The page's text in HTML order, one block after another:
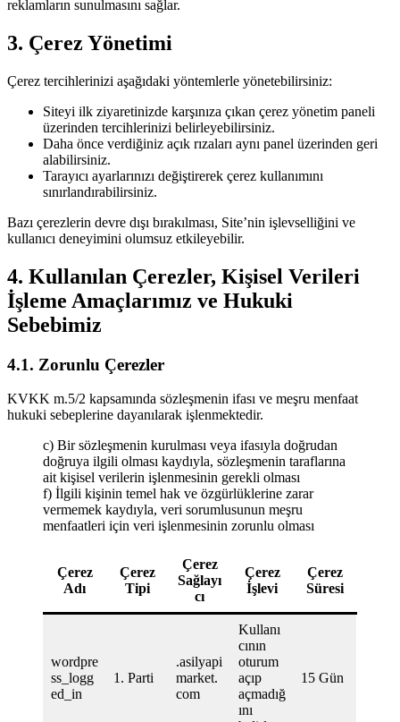
reklamların sunulmasını sağlar.
3. Çerez Yönetimi
Çerez tercihlerinizi aşağıdaki yöntemlerle yönetebilirsiniz:
Siteyi ilk ziyaretinizde karşınıza çıkan çerez yönetim paneli
üzerinden tercihlerinizi belirleyebilirsiniz.
Daha önce verdiğiniz açık rızaları aynı panel üzerinden geri
alabilirsiniz.
Tarayıcı ayarlarınızı değiştirerek çerez kullanımını
sınırlandırabilirsiniz.
Bazı çerezlerin devre dışı bırakılması, Site’nin işlevselliğini ve
kullanıcı deneyimini olumsuz etkileyebilir.
4. Kullanılan Çerezler, Kişisel Verileri
İşleme Amaçlarımız ve Hukuki
Sebebimiz
4.1. Zorunlu Çerezler
KVKK m.5/2 kapsamında sözleşmenin ifası ve meşru menfaat
hukuki sebeplerine dayanılarak işlenmektedir.
c) Bir sözleşmenin kurulması veya ifasıyla doğrudan
doğruya ilgili olması kaydıyla, sözleşmenin taraflarına
ait kişisel verilerin işlenmesinin gerekli olması
f) İlgili kişinin temel hak ve özgürlüklerine zarar
vermemek kaydıyla, veri sorumlusunun meşru
menfaatleri için veri işlenmesinin zorunlu olması
Çerez
Adı
Çerez
Tipi
Çerez
Sağlayı
cı
Çerez
İşlevi
Çerez
Süresi
wordpre
ss_logg
ed_in
1. Parti
.asilyapi
market.
com
Kullanı
cının
oturum
açıp
açmadığ
ını
15 Gün